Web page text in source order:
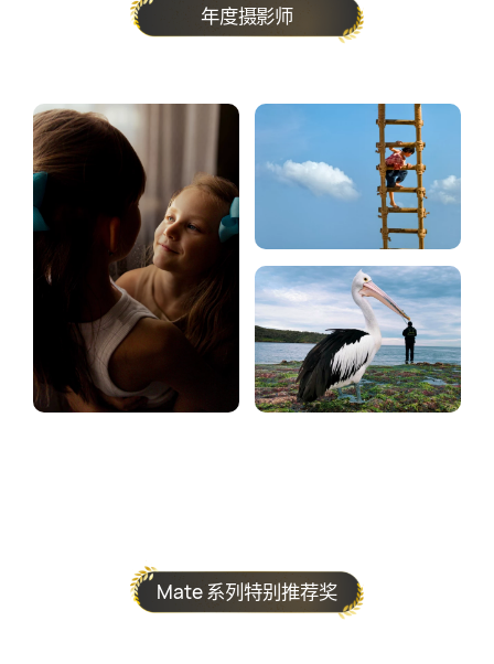
年度摄影师
Mate 系列特别推荐奖